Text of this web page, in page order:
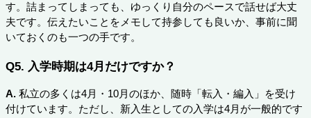
す。詰まってしまっても、ゆっくり自分のペースで話せば大丈
夫です。伝えたいことをメモして持参しても良いか、事前に聞
いておくのも一つの手です。
Q5. 入学時期は4月だけですか？
A. 私立の多くは4月・10月のほか、随時「転入・編入」を受け
付けています。ただし、新入生としての入学は4月が一般的です